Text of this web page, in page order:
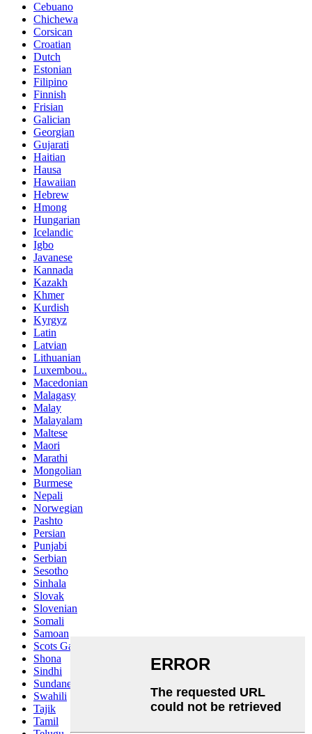
Cebuano
Chichewa
Corsican
Croatian
Dutch
Estonian
Filipino
Finnish
Frisian
Galician
Georgian
Gujarati
Haitian
Hausa
Hawaiian
Hebrew
Hmong
Hungarian
Icelandic
Igbo
Javanese
Kannada
Kazakh
Khmer
Kurdish
Kyrgyz
Latin
Latvian
Lithuanian
Luxembou..
Macedonian
Malagasy
Malay
Malayalam
Maltese
Maori
Marathi
Mongolian
Burmese
Nepali
Norwegian
Pashto
Persian
Punjabi
Serbian
Sesotho
Sinhala
Slovak
Slovenian
Somali
Samoan
Scots Gaelic
Shona
Sindhi
Sundanese
Swahili
Tajik
Tamil